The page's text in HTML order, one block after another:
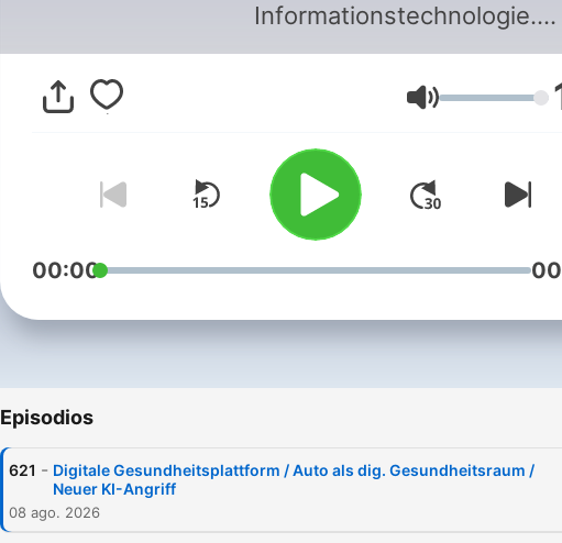
Informationstechnologie.
Beiträge, Reportagen und
Interviews zu IT-
Informatik, Datenschutz,
Smartphones, Cloud-
Computing und IT-Politik.
Trends der IT werden
und informativ
zusammengefasst.
Volumen
00:00
Episodios
621 - Digitale Gesundheitsplattform / Auto als dig. Gesundheitsraum /
Neuer KI-Angriff
08 ago. 2026